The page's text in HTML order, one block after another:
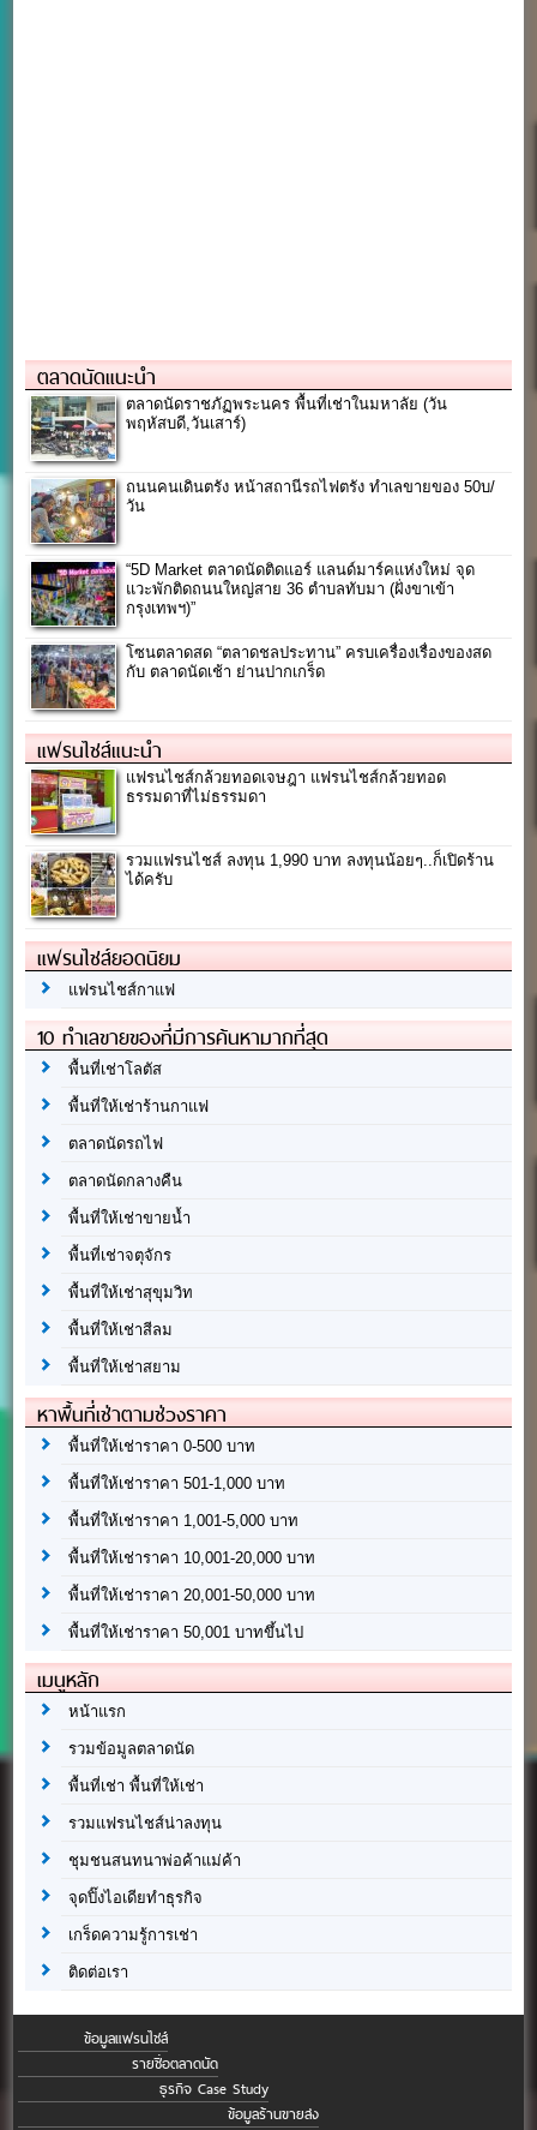
ตลาดนัดแนะนำ
ตลาดนัดราชภัฏพระนคร พื้นที่เช่าในมหาลัย (วัน
พฤหัสบดี,วันเสาร์)
ถนนคนเดินตรัง หน้าสถานีรถไฟตรัง ทำเลขายของ 50บ/
วัน
“5D Market ตลาดนัดติดแอร์ แลนด์มาร์คแห่งใหม่ จุด
แวะพักติดถนนใหญ่สาย 36 ตำบลทับมา (ฝั่งขาเข้า
กรุงเทพฯ)”
โซนตลาดสด “ตลาดชลประทาน” ครบเครื่องเรื่องของสด
กับ ตลาดนัดเช้า ย่านปากเกร็ด
แฟรนไชส์แนะนำ
แฟรนไชส์กล้วยทอดเจษฎา แฟรนไชส์กล้วยทอด
ธรรมดาที่ไม่ธรรมดา
รวมแฟรนไชส์ ลงทุน 1,990 บาท ลงทุนน้อยๆ..ก็เปิดร้าน
ได้ครับ
แฟรนไชส์ยอดนิยม
แฟรนไชส์กาแฟ
10 ทำเลขายของที่มีการค้นหามากที่สุด
พื้นที่เช่าโลตัส
พื้นที่ให้เช่าร้านกาแฟ
ตลาดนัดรถไฟ
ตลาดนัดกลางคืน
พื้นที่ให้เช่าขายน้ำ
พื้นที่เช่าจตุจักร
พื้นที่ให้เช่าสุขุมวิท
พื้นที่ให้เช่าสีลม
พื้นที่ให้เช่าสยาม
หาพื้นที่เช่าตามช่วงราคา
พื้นที่ให้เช่าราคา 0-500 บาท
พื้นที่ให้เช่าราคา 501-1,000 บาท
พื้นที่ให้เช่าราคา 1,001-5,000 บาท
พื้นที่ให้เช่าราคา 10,001-20,000 บาท
พื้นที่ให้เช่าราคา 20,001-50,000 บาท
พื้นที่ให้เช่าราคา 50,001 บาทขึ้นไป
เมนูหลัก
หน้าแรก
รวมข้อมูลตลาดนัด
พื้นที่เช่า พื้นที่ให้เช่า
รวมแฟรนไชส์น่าลงทุน
ชุมชนสนทนาพ่อค้าแม่ค้า
จุดปิ๊งไอเดียทำธุรกิจ
เกร็ดความรู้การเช่า
ติดต่อเรา
ข้อมูลแฟรนไชส์
รายชื่อตลาดนัด
ธุรกิจ Case Study
ข้อมูลร้านขายส่ง